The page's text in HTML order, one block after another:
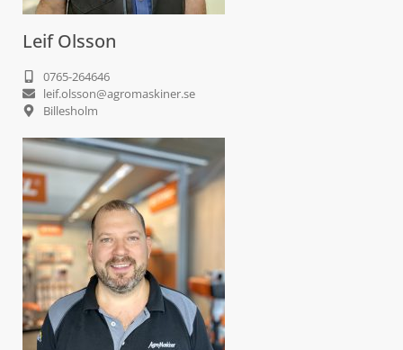
Leif Olsson
0765-264646
leif.olsson@agromaskiner.se
Billesholm